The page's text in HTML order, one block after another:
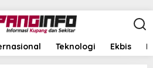
Teknologi Ekbis